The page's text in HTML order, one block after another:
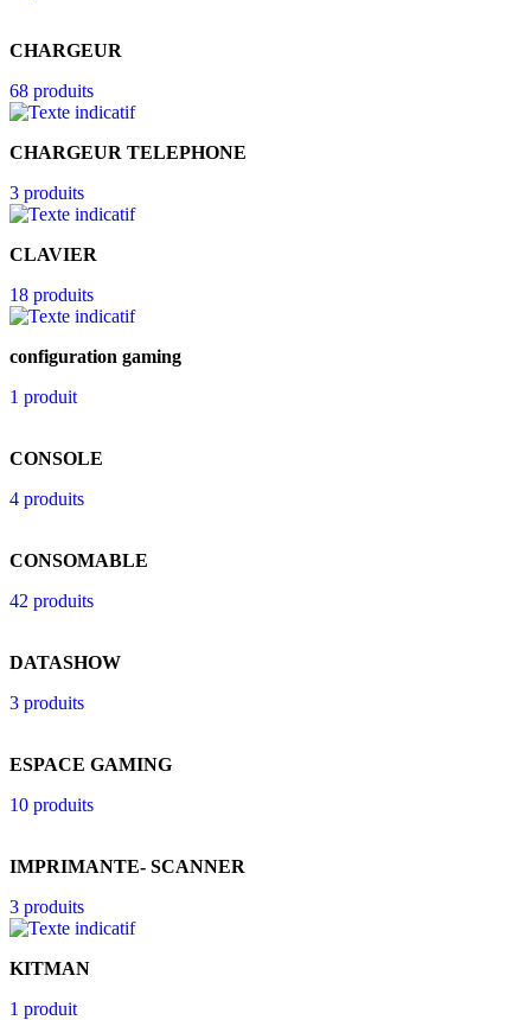
CHARGEUR
68 produits
CHARGEUR TELEPHONE
3 produits
CLAVIER
18 produits
configuration gaming
1 produit
CONSOLE
4 produits
CONSOMABLE
42 produits
DATASHOW
3 produits
ESPACE GAMING
10 produits
IMPRIMANTE- SCANNER
3 produits
KITMAN
1 produit